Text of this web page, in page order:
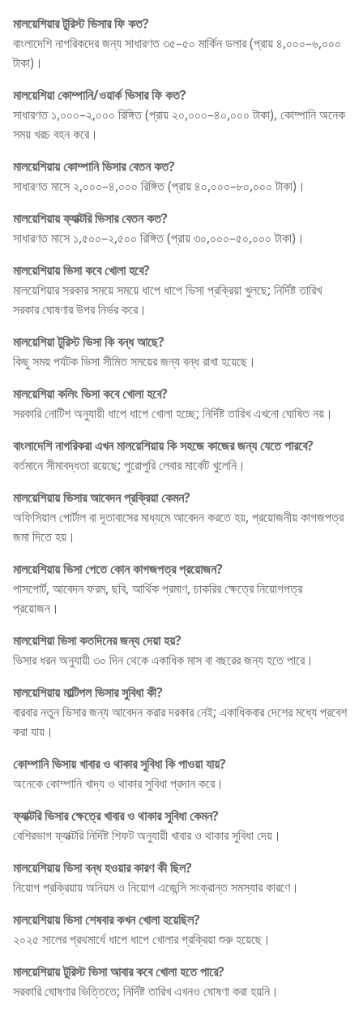
মালয়েশিয়ার টুরিস্ট ভিসার ফি কত?
বাংলাদেশি নাগরিকদের জন্য সাধারণত ৩৫–৫০ মার্কিন ডলার (প্রায় ৪,০০০–৬,০০০
টাকা)।
মালয়েশিয়া কোম্পানি/ওয়ার্ক ভিসার ফি কত?
সাধারণত ১,০০০–২,০০০ রিঙ্গিত (প্রায় ২০,০০০–৪০,০০০ টাকা), কোম্পানি অনেক
সময় খরচ বহন করে।
মালয়েশিয়ায় কোম্পানি ভিসার বেতন কত?
সাধারণত মাসে ২,০০০–৪,০০০ রিঙ্গিত (প্রায় ৪০,০০০–৮০,০০০ টাকা)।
মালয়েশিয়ায় ফ্যাক্টরি ভিসার বেতন কত?
সাধারণত মাসে ১,৫০০–২,৫০০ রিঙ্গিত (প্রায় ৩০,০০০–৫০,০০০ টাকা)।
মালয়েশিয়ায় ভিসা কবে খোলা হবে?
মালয়েশিয়ার সরকার সময়ে সময়ে ধাপে ধাপে ভিসা প্রক্রিয়া খুলছে; নির্দিষ্ট তারিখ
সরকার ঘোষণার উপর নির্ভর করে।
মালয়েশিয়া টুরিস্ট ভিসা কি বন্ধ আছে?
কিছু সময় পর্যটক ভিসা সীমিত সময়ের জন্য বন্ধ রাখা হয়েছে।
মালয়েশিয়া কলিং ভিসা কবে খোলা হবে?
সরকারি নোটিশ অনুযায়ী ধাপে ধাপে খোলা হচ্ছে; নির্দিষ্ট তারিখ এখনো ঘোষিত নয়।
বাংলাদেশি নাগরিকরা এখন মালয়েশিয়ায় কি সহজে কাজের জন্য যেতে পারবে?
বর্তমানে সীমাবদ্ধতা রয়েছে; পুরোপুরি লেবার মার্কেট খুলেনি।
মালয়েশিয়ায় ভিসার আবেদন প্রক্রিয়া কেমন?
অফিসিয়াল পোর্টাল বা দূতাবাসের মাধ্যমে আবেদন করতে হয়, প্রয়োজনীয় কাগজপত্র
জমা দিতে হয়।
মালয়েশিয়ায় ভিসা পেতে কোন কাগজপত্র প্রয়োজন?
পাসপোর্ট, আবেদন ফরম, ছবি, আর্থিক প্রমাণ, চাকরির ক্ষেত্রে নিয়োগপত্র
প্রয়োজন।
মালয়েশিয়া ভিসা কতদিনের জন্য দেয়া হয়?
ভিসার ধরন অনুযায়ী ৩০ দিন থেকে একাধিক মাস বা বছরের জন্য হতে পারে।
মালয়েশিয়ায় মাল্টিপল ভিসার সুবিধা কী?
বারবার নতুন ভিসার জন্য আবেদন করার দরকার নেই; একাধিকবার দেশের মধ্যে প্রবেশ
করা যায়।
কোম্পানি ভিসায় খাবার ও থাকার সুবিধা কি পাওয়া যায়?
অনেকে কোম্পানি খাদ্য ও থাকার সুবিধা প্রদান করে।
ফ্যাক্টরি ভিসার ক্ষেত্রে খাবার ও থাকার সুবিধা কেমন?
বেশিরভাগ ফ্যাক্টরি নির্দিষ্ট শিফট অনুযায়ী খাবার ও থাকার সুবিধা দেয়।
মালয়েশিয়ায় ভিসা বন্ধ হওয়ার কারণ কী ছিল?
নিয়োগ প্রক্রিয়ায় অনিয়ম ও নিয়োগ এজেন্সি সংক্রান্ত সমস্যার কারণে।
মালয়েশিয়ায় ভিসা শেষবার কখন খোলা হয়েছিল?
২০২৫ সালের প্রথমার্ধে ধাপে ধাপে খোলার প্রক্রিয়া শুরু হয়েছে।
মালয়েশিয়ায় টুরিস্ট ভিসা আবার কবে খোলা হতে পারে?
সরকারি ঘোষণার ভিত্তিতে; নির্দিষ্ট তারিখ এখনও ঘোষণা করা হয়নি।